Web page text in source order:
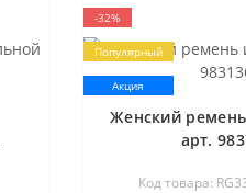
-32%
Популярный
Акция
Женский
арт.
Код товара: